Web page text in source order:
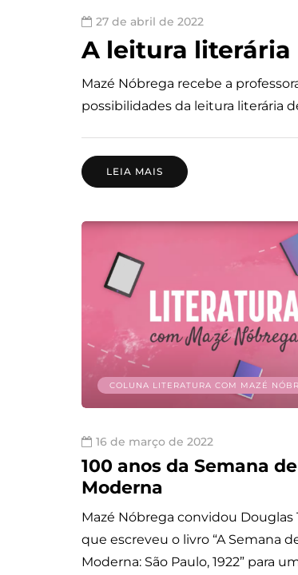
27 de abril de 2022
A leitura
Mazé Nóbrega recebe a
possibilidades da leitura literária
LEIA MAIS
COLUNA LITERATURA COM MAZÉ
16 de março de 2022
100 anos da Semana
Moderna
Mazé Nóbrega convidou Douglas
que escreveu o livro “A Semana
Moderna: São Paulo, 1922” para